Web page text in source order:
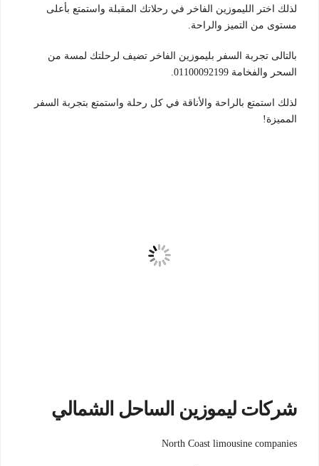
لذلك اختر الليموزين الفاخر في رحلاتك المقبلة واستمتع بأعلى
مستوى من التميز والراحة.
بالتالى تجربة السفر بليموزين الفاخر تضيف لرحلتك لمسة من
السحر والفخامة 01100092199.
لذلك استمتع بالراحة والأناقة في كل رحلة واستمتع بتجربة السفر
المميزة!
شركات ليموزين الساحل الشمالي
North Coast limousine companies